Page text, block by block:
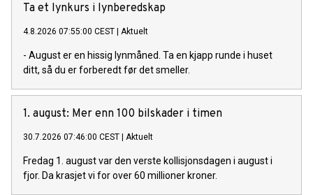
Ta et lynkurs i lynberedskap
4.8.2026 07:55:00 CEST | Aktuelt
- August er en hissig lynmåned. Ta en kjapp runde i huset
ditt, så du er forberedt før det smeller.
1. august: Mer enn 100 bilskader i timen
30.7.2026 07:46:00 CEST | Aktuelt
Fredag 1. august var den verste kollisjonsdagen i august i
fjor. Da krasjet vi for over 60 millioner kroner.